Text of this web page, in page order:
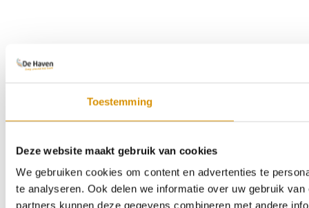
Toestemming
Deze website maakt gebruik van cookies
We gebruiken cookies om content en advertenties te
te analyseren. Ook delen we informatie over uw gebruik
partners kunnen deze gegevens combineren met andere